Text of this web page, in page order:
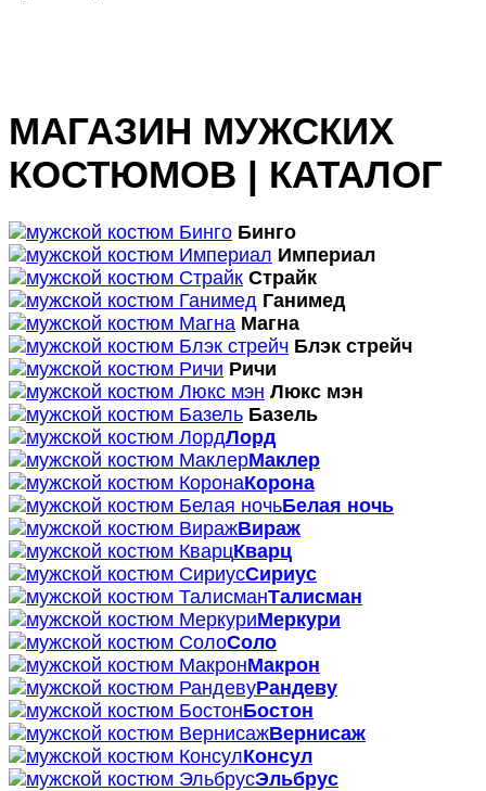
МАГАЗИН МУЖСКИХ
КОСТЮМОВ | КАТАЛОГ
Бинго
Империал
Страйк
Ганимед
Магна
Блэк стрейч
Ричи
Люкс мэн
Базель
Лорд
Маклер
Корона
Белая ночь
Вираж
Кварц
Сириус
Талисман
Меркури
Соло
Макрон
Рандеву
Бостон
Вернисаж
Консул
Эльбрус